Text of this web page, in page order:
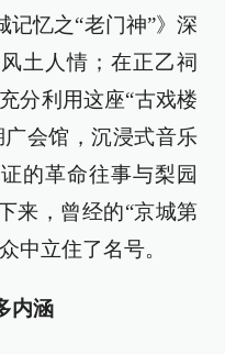
记忆之“老门神”》深
土人情；在正乙祠
分利用这座“古戏楼
会馆，沉浸式音乐
的革命往事与梨园
来，曾经的“京城第
中立住了名号。
内涵